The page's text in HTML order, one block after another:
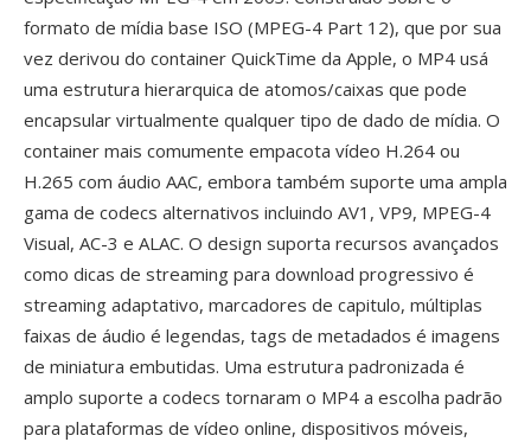
formato de mídia base ISO (MPEG-4 Part 12), que por sua
vez derivou do container QuickTime da Apple, o MP4 usá
uma estrutura hierarquica de atomos/caixas que pode
encapsular virtualmente qualquer tipo de dado de mídia. O
container mais comumente empacota vídeo H.264 ou
H.265 com áudio AAC, embora também suporte uma ampla
gama de codecs alternativos incluindo AV1, VP9, MPEG-4
Visual, AC-3 e ALAC. O design suporta recursos avançados
como dicas de streaming para download progressivo é
streaming adaptativo, marcadores de capitulo, múltiplas
faixas de áudio é legendas, tags de metadados é imagens
de miniatura embutidas. Uma estrutura padronizada é
amplo suporte a codecs tornaram o MP4 a escolha padrão
para plataformas de vídeo online, dispositivos móveis,